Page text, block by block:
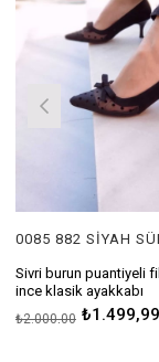
Sivri burun puantiyeli
ince klasik ayakkabı
Topuk Boyu 6 Cm
₺1.499,99
₺2.000,00